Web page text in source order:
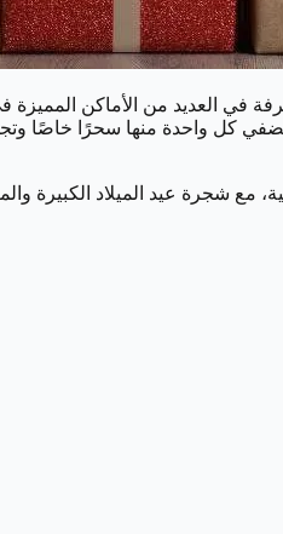
في العديد من الأماكن المميزة
كل واحدة منها سحرًا خاصًا
عيد الميلاد الكبيرة